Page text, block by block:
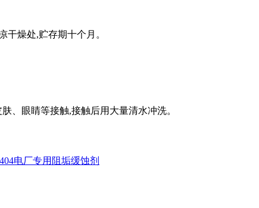
干燥处,贮存期十个月。
、眼睛等接触,接触后用大量清水冲洗。
电厂专用阻垢缓蚀剂